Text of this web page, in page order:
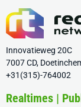
Innovatieweg 20C
7007 CD,
+31(315)-764002
Realtimes |